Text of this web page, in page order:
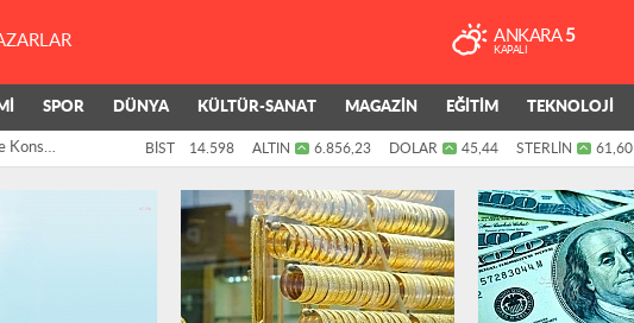
ANKARA 5
KAPALI
SPOR DÜNYA KÜLTÜR-SANAT MAGAZİN EĞİTİM TEKNOLOJİ
Terk... BİST 14.598 ALTIN 6.856,23 DOLAR 45,44 STERLİN 61,60